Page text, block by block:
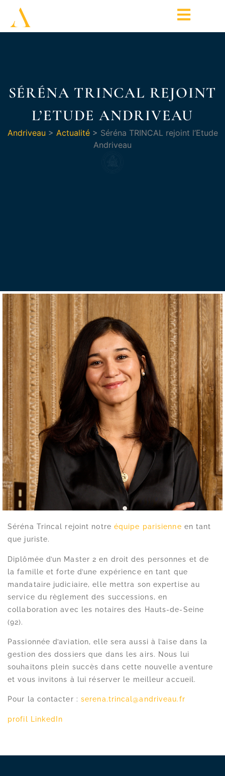
SÉRÉNA TRINCAL REJOINT
L’ETUDE ANDRIVEAU
Andriveau > Actualité > Séréna TRINCAL rejoint l’Etude
Andriveau
Séréna Trincal rejoint notre équipe parisienne en tant
que juriste.
Diplômée d’un Master 2 en droit des personnes et de
la famille et forte d’une expérience en tant que
mandataire judiciaire, elle mettra son expertise au
service du règlement des successions, en
collaboration avec les notaires des Hauts-de-Seine
(92).
Passionnée d’aviation, elle sera aussi à l’aise dans la
gestion des dossiers que dans les airs. Nous lui
souhaitons plein succès dans cette nouvelle aventure
et vous invitons à lui réserver le meilleur accueil.
Pour la contacter : serena.trincal@andriveau.fr
profil LinkedIn